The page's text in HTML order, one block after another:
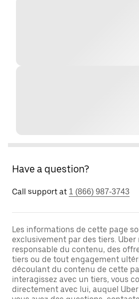
Have a question?
Call support at 1 (866) 987-3743
Les informations de cette page
exclusivement par des tiers. Uber
responsable du contenu, des
tiers ou de tout engagement
découlant du contenu de cette
interagissez avec un tiers, vous
directement avec lui, auquel